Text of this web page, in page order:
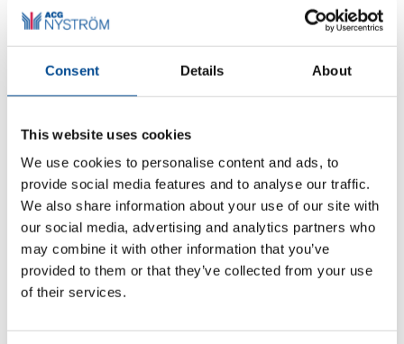
Consent Details About
This website uses cookies
We use cookies to personalise content and ads, to
provide social media features and to analyse our traffic.
We also share information about your use of our site with
our social media, advertising and analytics partners who
may combine it with other information that you’ve
provided to them or that they’ve collected from your use
of their services.
e-mail:nicklas.lundin@acgnystrom.se
Tel: 033-48 01 10
Laser, Lighthouse märkmaskin
Rolf Valkiainen | Försäljning Laser
Tel: 033-48 01 11
e-mail: rolf.valkiainenrolf.valkiainen@acgnystrom.se
Victor Paulsson | Försäljning Lighthouse märkmaskin
Tel: 033-48 01 18
e-mail:victor.paulsson@acgnystrom.se
Support Laser, Lighthouse märkmaskin